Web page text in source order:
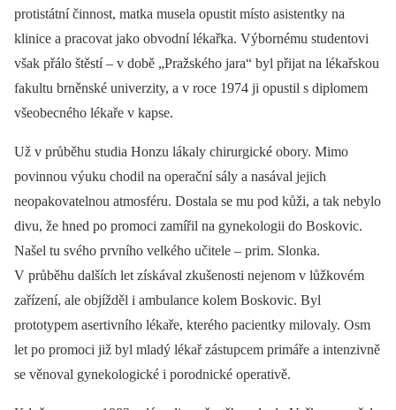
protistátní činnost, matka musela opustit místo asistentky na
klinice a pracovat jako obvodní lékařka. Výbornému studentovi
však přálo štěstí –⁠ v době „Pražského jara“ byl přijat na lékařskou
fakultu brněnské univerzity, a v roce 1974 ji opustil s diplomem
všeobecného lékaře v kapse.
Už v průběhu studia Honzu lákaly chirurgické obory. Mimo
povinnou výuku chodil na operační sály a nasával jejich
neopakovatelnou atmosféru. Dostala se mu pod kůži, a tak nebylo
divu, že hned po promoci zamířil na gynekologii do Boskovic.
Našel tu svého prvního velkého učitele –⁠ prim. Slonka.
V průběhu dalších let získával zkušenosti nejenom v lůžkovém
zařízení, ale objížděl i ambulance kolem Boskovic. Byl
prototypem asertivního lékaře, kterého pacientky milovaly. Osm
let po promoci již byl mladý lékař zástupcem primáře a intenzivně
se věnoval gynekologické i porodnické operativě.